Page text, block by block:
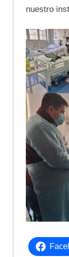
nuestro